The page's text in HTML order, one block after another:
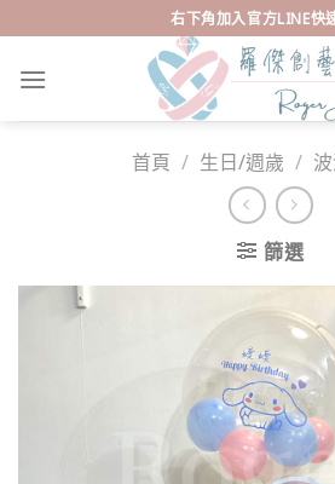
to
content
右下角加入官方LINE快
首頁 / 生日/週歲 /
篩選